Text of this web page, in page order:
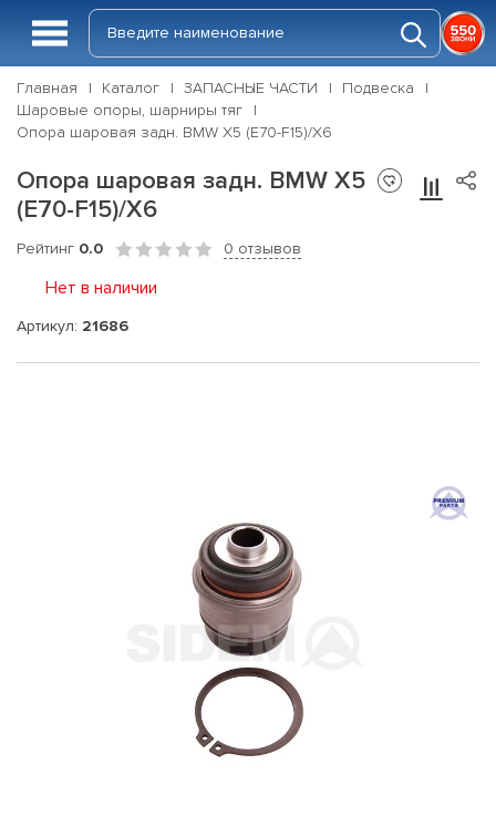
Главная Каталог ЗАПАСНЫЕ ЧАСТИ
Подвеска
Шаровые опоры, шарниры тяг
Опора шаровая задн. BMW X5 (E70-F15)/X6
Опора шаровая задн. BMW X5
(E70-F15)/X6
Рейтинг 0.0 0 отзывов
Нет в наличии
Артикул: 21686